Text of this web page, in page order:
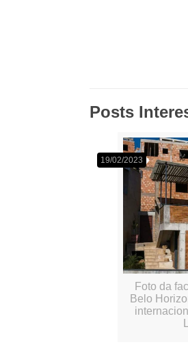
Posts
Foto da
Belo
19/02/2023